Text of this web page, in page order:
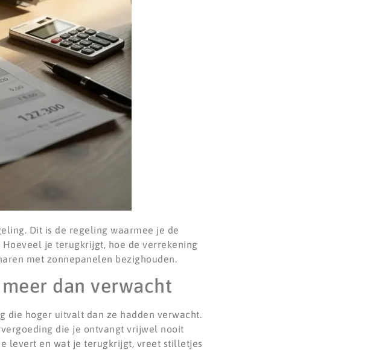
Dit is de regeling waarmee je de
je terugkrijgt, hoe de verrekening
met zonnepanelen bezighouden.
dan verwacht
die hoger uitvalt dan ze hadden verwacht.
die je ontvangt vrijwel nooit
levert en wat je terugkrijgt, vreet stilletjes